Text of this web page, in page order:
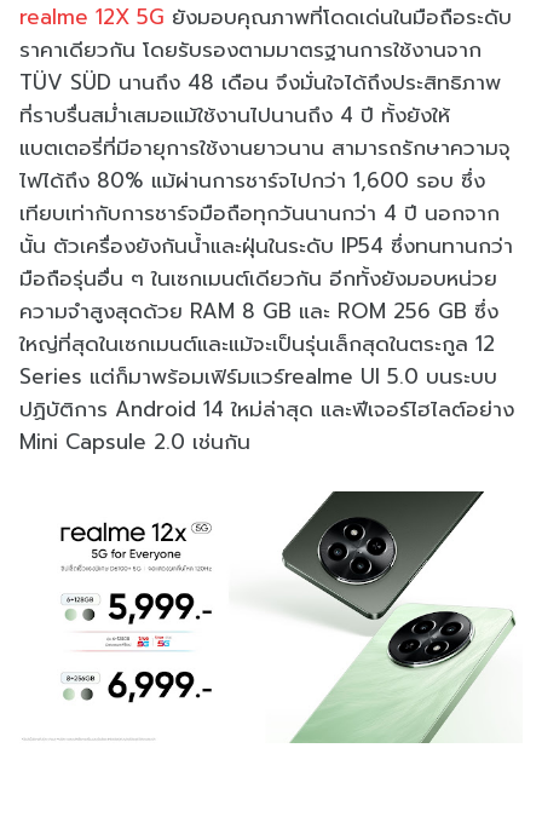
realme 12X 5G ยังมอบคุณภาพที่โดดเด่นในมือถือระดับ
ราคาเดียวกัน โดยรับรองตามมาตรฐานการใช้งานจาก
TÜV SÜD นานถึง 48 เดือน จึงมั่นใจได้ถึงประสิทธิภาพ
ที่ราบรื่นสม่ำเสมอแม้ใช้งานไปนานถึง 4 ปี ทั้งยังให้
แบตเตอรี่ที่มีอายุการใช้งานยาวนาน สามารถรักษาความจุ
ไฟได้ถึง 80% แม้ผ่านการชาร์จไปกว่า 1,600 รอบ ซึ่ง
เทียบเท่ากับการชาร์จมือถือทุกวันนานกว่า 4 ปี นอกจาก
นั้น ตัวเครื่องยังกันน้ำและฝุ่นในระดับ IP54 ซึ่งทนทานกว่า
มือถือรุ่นอื่น ๆ ในเซกเมนต์เดียวกัน อีกทั้งยังมอบหน่วย
ความจำสูงสุดด้วย RAM 8 GB และ ROM 256 GB ซึ่ง
ใหญ่ที่สุดในเซกเมนต์และแม้จะเป็นรุ่นเล็กสุดในตระกูล 12
Series แต่ก็มาพร้อมเฟิร์มแวร์realme UI 5.0 บนระบบ
ปฏิบัติการ Android 14 ใหม่ล่าสุด และฟีเจอร์ไฮไลต์อย่าง
Mini Capsule 2.0 เช่นกัน